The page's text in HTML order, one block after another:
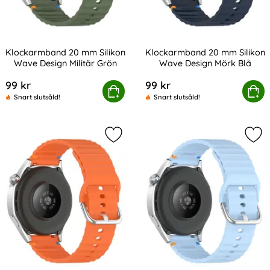
Klockarmband 20 mm Silikon
Wave Design Militär Grön
99 kr
Snart slutsåld!
Köp
20 mm Silikon Wave Design Militär Grön
Klockarmband 20 mm Silikon
Wave Design Mörk Blå
99 kr
Snart slutsåld!
Köp
Klockarmband 20 mm
Markera klockarmband 20 mm